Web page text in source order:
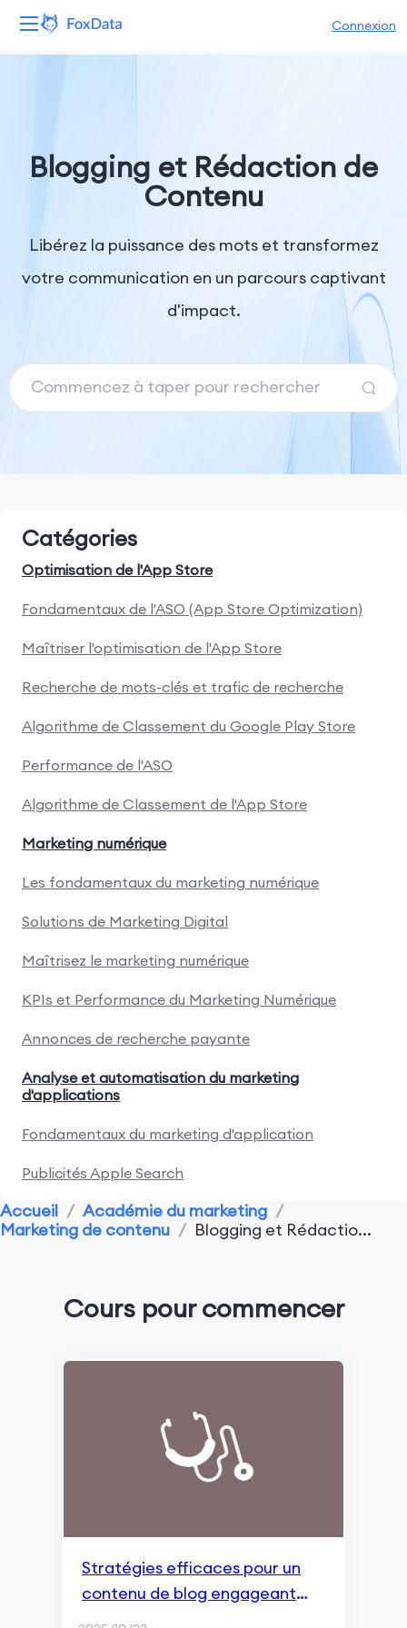
Connexion
Solutions
Blogging et Rédaction de
Contenu
Libérez la puissance des mots et transformez
votre communication en un parcours captivant
d'impact.
Catégories
Optimisation de l'App Store
Fondamentaux de l'ASO (App Store Optimization)
Maîtriser l'optimisation de l'App Store
Recherche de mots-clés et trafic de recherche
Algorithme de Classement du Google Play Store
Performance de l'ASO
Algorithme de Classement de l'App Store
Marketing numérique
Les fondamentaux du marketing numérique
Solutions de Marketing Digital
Maîtrisez le marketing numérique
KPIs et Performance du Marketing Numérique
Annonces de recherche payante
Analyse et automatisation du marketing
d'applications
Fondamentaux du marketing d'application
Publicités Apple Search
Recherche marketing et concurrence
Aperçu de Google SGE
Marketing de contenu et expérience utilisateur
Classement et apparence dans les recherches
Fondamentaux du référencement (SEO)
Marketing de contenu
Accueil / Académie du marketing /
Marketing de contenu / Blogging et Rédactio...
Cours pour commencer
Stratégies efficaces pour un
contenu de blog engageant